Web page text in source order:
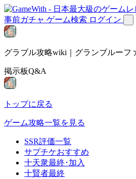
事前ガチャ ゲーム検索 ログイン
グラブル攻略wiki｜グランブルーフ
掲示板Q&A
トップに戻る
ゲーム攻略一覧を見る
SSR評価一覧
サプチケおすすめ
十天衆最終･加入
十賢者最終